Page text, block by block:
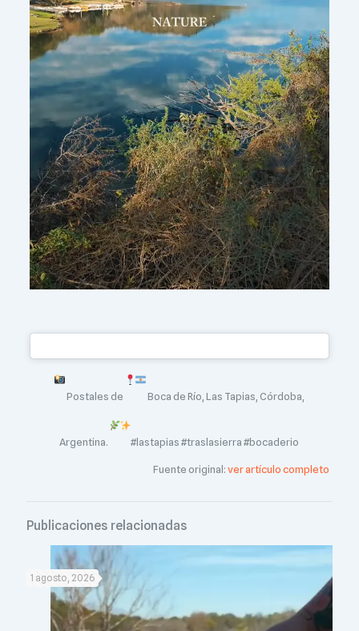
Postales de Boca de Río, Las Tapias, Córdoba,
Argentina. #lastapias #traslasierra #bocaderio
Fuente original:ver artículo completo
Publicaciones relacionadas
1 agosto, 2026